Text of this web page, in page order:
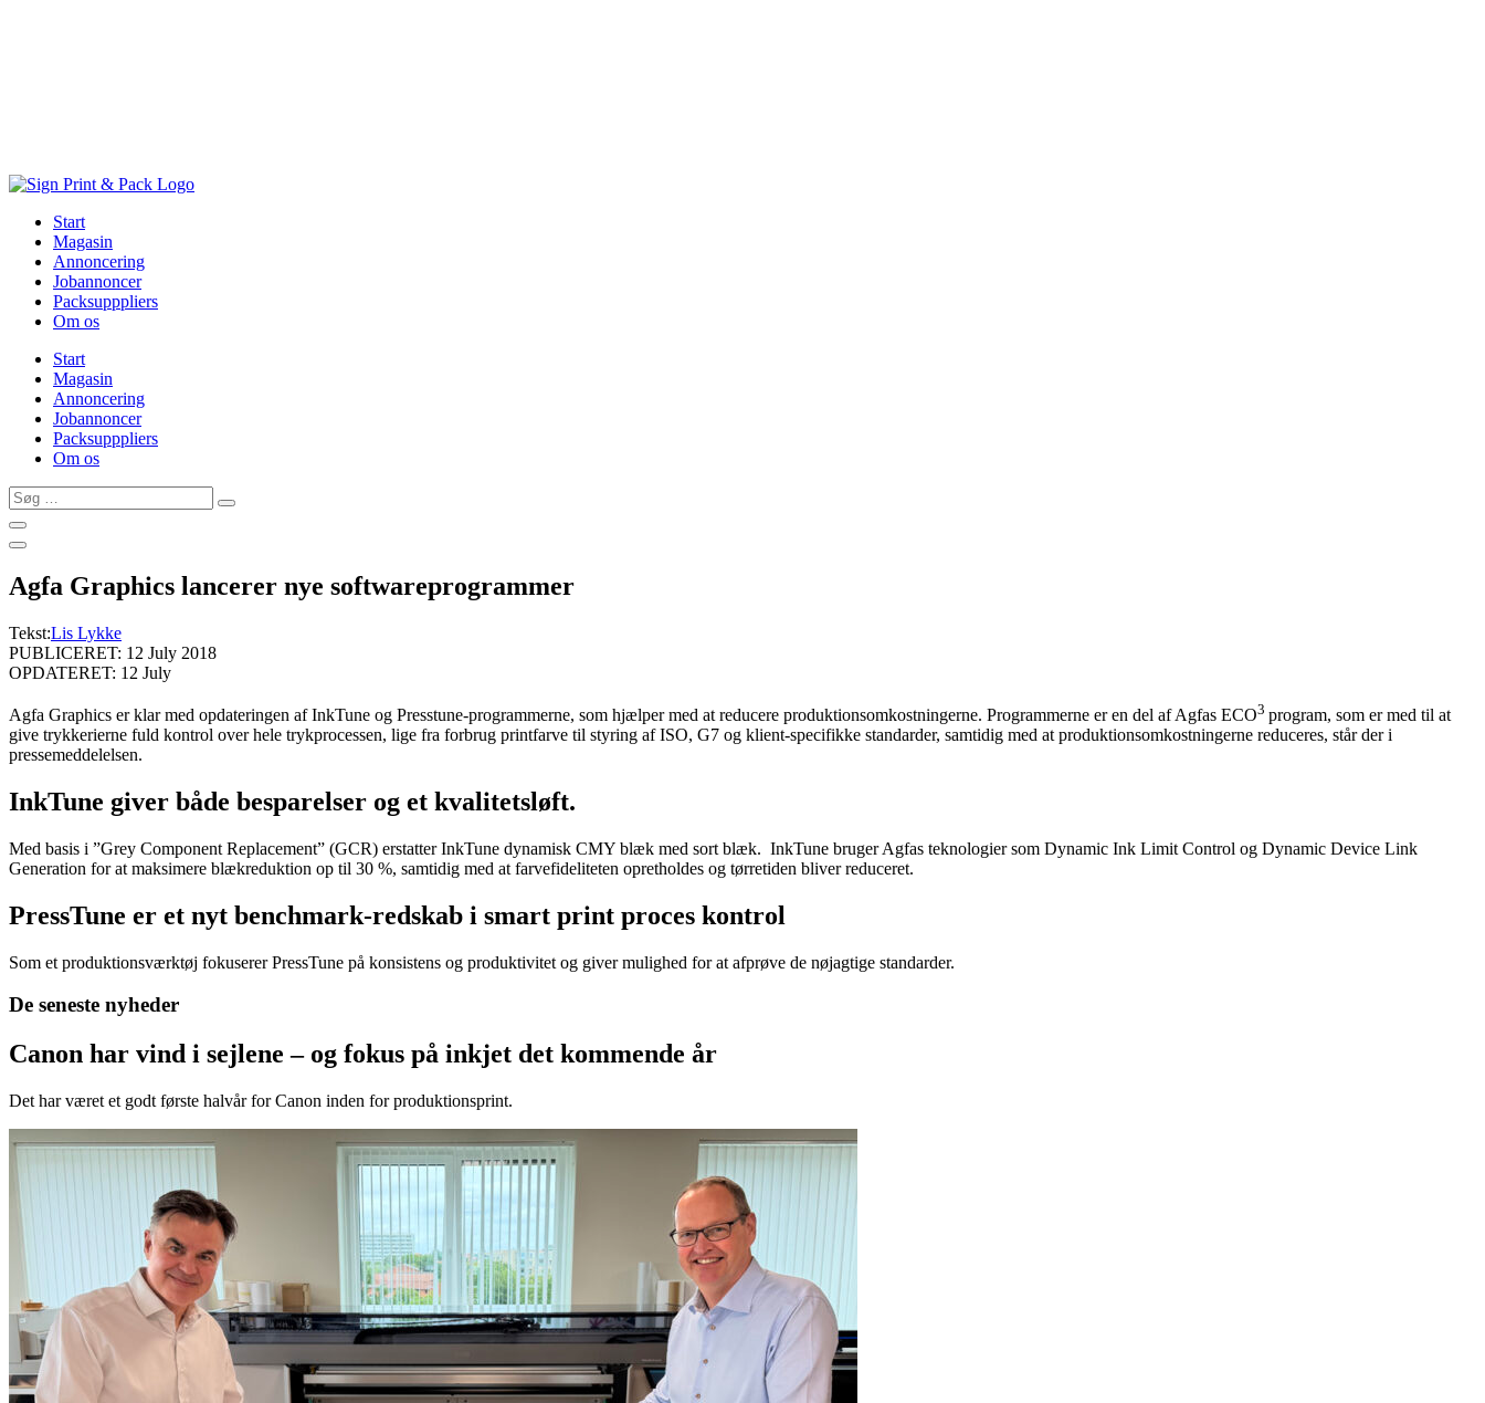
Start
Magasin
Annoncering
Jobannoncer
Packsupppliers
Om os
Start
Magasin
Annoncering
Jobannoncer
Packsupppliers
Om os
Søg
…
Agfa Graphics lancerer nye softwareprogrammer
Tekst:Lis Lykke
PUBLICERET: 12 July 2018
OPDATERET: 12 July
Agfa Graphics er klar med opdateringen af InkTune og Presstune-programmerne, som hjælper med at reducere produktionsomkostningerne. Programmerne er en del af Agfas ECO3 program, som er med til at
give trykkerierne fuld kontrol over hele trykprocessen, lige fra forbrug printfarve til styring af ISO, G7 og klient-specifikke standarder, samtidig med at produktionsomkostningerne reduceres, står der i
pressemeddelelsen.
InkTune giver både besparelser og et kvalitetsløft.
Med basis i ”Grey Component Replacement” (GCR) erstatter InkTune dynamisk CMY blæk med sort blæk. InkTune bruger Agfas teknologier som Dynamic Ink Limit Control og Dynamic Device Link
Generation for at maksimere blækreduktion op til 30 %, samtidig med at farvefideliteten opretholdes og tørretiden bliver reduceret.
PressTune er et nyt benchmark-redskab i smart print proces kontrol
Som et produktionsværktøj fokuserer PressTune på konsistens og produktivitet og giver mulighed for at afprøve de nøjagtige standarder.
De seneste nyheder
Canon har vind i sejlene – og fokus på inkjet det kommende år
Det har været et godt første halvår for Canon inden for produktionsprint.